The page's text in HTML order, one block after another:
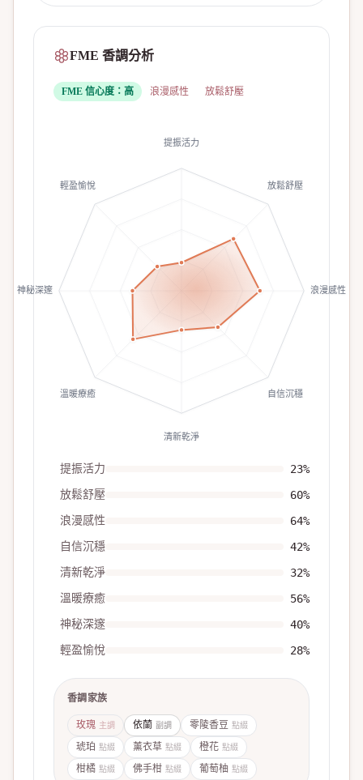
FME 香調分析
FME 信心度： 高 浪漫感性 放鬆舒壓
提振活力
放鬆舒壓
浪漫感性
自信沉穩
清新乾淨
溫暖療癒
神秘深邃
輕盈愉悅
提振活力 23%
放鬆舒壓 60%
浪漫感性 64%
自信沉穩 42%
清新乾淨 32%
溫暖療癒 56%
神秘深邃 40%
輕盈愉悅 28%
香調家族
玫瑰 主調 依蘭 副調 零陵香豆 點綴
琥珀 點綴 薰衣草 點綴 橙花 點綴
柑橘 點綴 佛手柑 點綴 葡萄柚 點綴